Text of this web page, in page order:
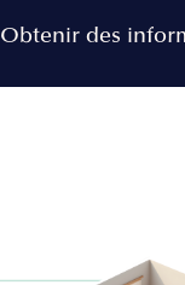
Obtenir des